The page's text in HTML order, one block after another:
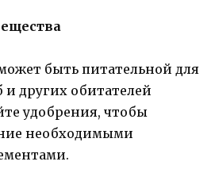
быть питательной для
других обитателей
удобрения, чтобы
необходимыми